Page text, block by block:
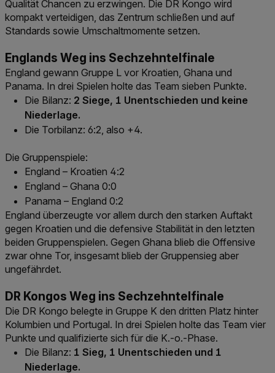
Qualität Chancen zu erzwingen. Die DR Kongo wird
kompakt verteidigen, das Zentrum schließen und auf
Standards sowie Umschaltmomente setzen.
Englands Weg ins Sechzehntelfinale
England gewann Gruppe L vor Kroatien, Ghana und
Panama. In drei Spielen holte das Team sieben Punkte.
Die Bilanz: 2 Siege, 1 Unentschieden und keine
Niederlage.
Die Torbilanz: 6:2, also +4.
Die Gruppenspiele:
England – Kroatien 4:2
England – Ghana 0:0
Panama – England 0:2
England überzeugte vor allem durch den starken Auftakt
gegen Kroatien und die defensive Stabilität in den letzten
beiden Gruppenspielen. Gegen Ghana blieb die Offensive
zwar ohne Tor, insgesamt blieb der Gruppensieg aber
ungefährdet.
DR Kongos Weg ins Sechzehntelfinale
Die DR Kongo belegte in Gruppe K den dritten Platz hinter
Kolumbien und Portugal. In drei Spielen holte das Team vier
Punkte und qualifizierte sich für die K.-o.-Phase.
Die Bilanz: 1 Sieg, 1 Unentschieden und 1
Niederlage.